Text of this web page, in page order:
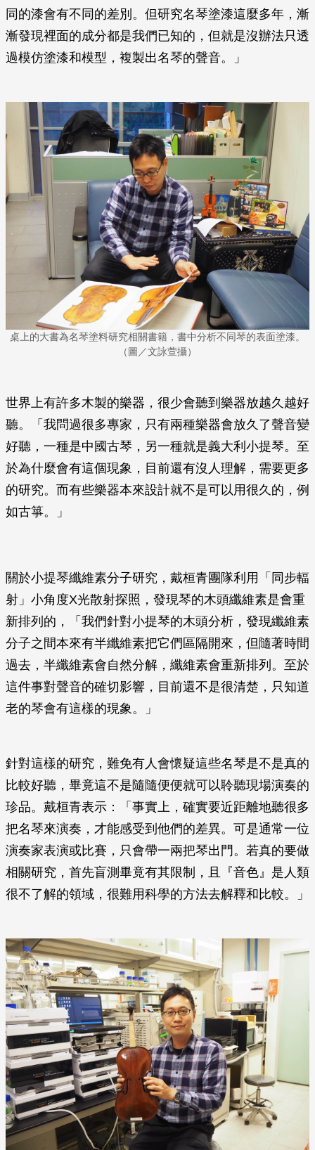
同的漆會有不同的差別。但研究名琴塗漆這麼多年，漸
漸發現裡面的成分都是我們已知的，但就是沒辦法只透
過模仿塗漆和模型，複製出名琴的聲音。」
桌上的大書為名琴塗料研究相關書籍，書中分析不同琴的表面塗漆。
（圖／文詠萱攝）
世界上有許多木製的樂器，很少會聽到樂器放越久越好
聽。「我問過很多專家，只有兩種樂器會放久了聲音變
好聽，一種是中國古琴，另一種就是義大利小提琴。至
於為什麼會有這個現象，目前還有沒人理解，需要更多
的研究。而有些樂器本來設計就不是可以用很久的，例
如古箏。」
關於小提琴纖維素分子研究，戴桓青團隊利用「同步輻
射」小角度X光散射探照，發現琴的木頭纖維素是會重
新排列的，「我們針對小提琴的木頭分析，發現纖維素
分子之間本來有半纖維素把它們區隔開來，但隨著時間
過去，半纖維素會自然分解，纖維素會重新排列。至於
這件事對聲音的確切影響，目前還不是很清楚，只知道
老的琴會有這樣的現象。」
針對這樣的研究，難免有人會懷疑這些名琴是不是真的
比較好聽，畢竟這不是隨隨便便就可以聆聽現場演奏的
珍品。戴桓青表示：「事實上，確實要近距離地聽很多
把名琴來演奏，才能感受到他們的差異。可是通常一位
演奏家表演或比賽，只會帶一兩把琴出門。若真的要做
相關研究，首先盲測畢竟有其限制，且『音色』是人類
很不了解的領域，很難用科學的方法去解釋和比較。」